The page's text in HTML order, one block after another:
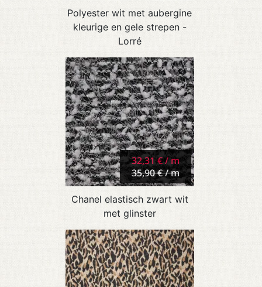
Polyester wit met aubergine
kleurige en gele strepen -
Lorré
32,31 € / m
35,90 € / m
Chanel elastisch zwart wit
met glinster